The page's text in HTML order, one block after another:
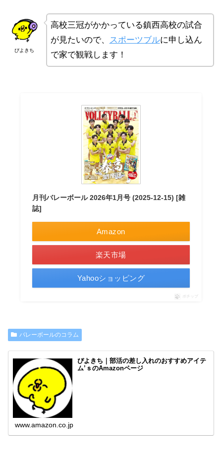
ぴよきち
高校三冠がかかっている鎮西高校の試合
が見たいので、 スポーツブルに申し込ん
で家で観戦します！
月刊バレーボール 2026年1月号 (2025-12-15) [雑
誌]
Amazon
楽天市場
Yahooショッピング
ポチップ
バレーボールのコラム
ぴよきち｜部活の差し入れのおすすめアイテ
ム’ｓのAmazonページ
www.amazon.co.jp